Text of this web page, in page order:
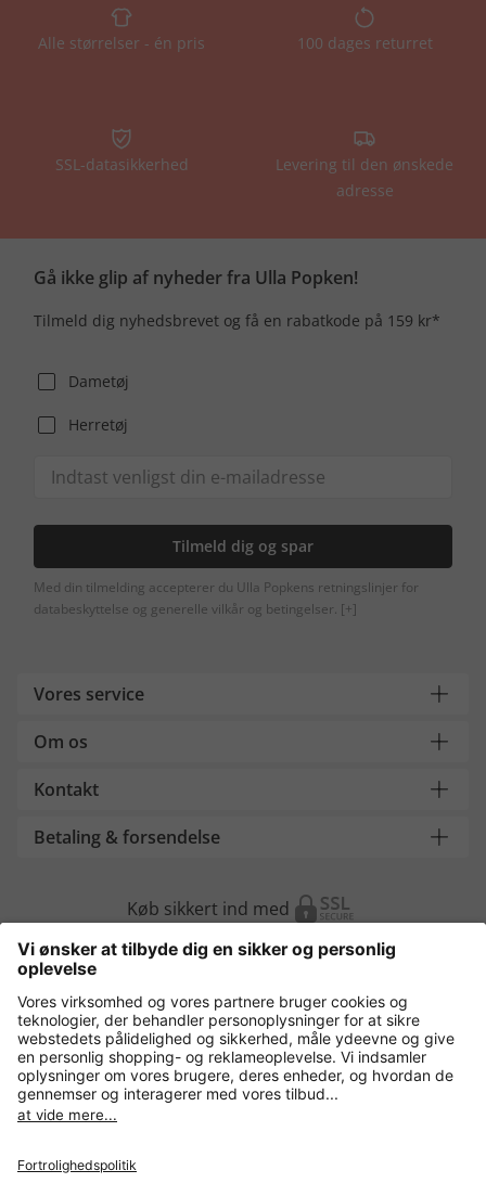
Alle størrelser - én pris 100 dages returret
SSL-datasikkerhed
Levering til den ønskede
adresse
Gå ikke glip af nyheder fra Ulla Popken!
Tilmeld dig nyhedsbrevet og få en rabatkode på 159 kr*
Dametøj
Herretøj
Tilmeld dig og spar
Med din tilmelding accepterer du Ulla Popkens retningslinjer for
databeskyttelse og generelle vilkår og betingelser. [+]
Vores service
Om os
Kontakt
Betaling & forsendelse
Køb sikkert ind med
Flere webshops
Danmark